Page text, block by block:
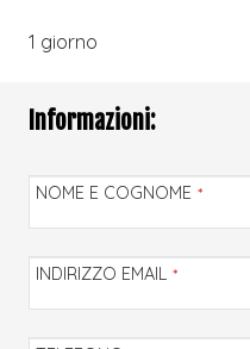
1 giorno
Informazioni:
NOME E COGNOME *
INDIRIZZO EMAIL *